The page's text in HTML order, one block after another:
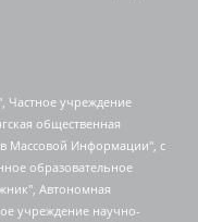
Каспаров Гарри Кимович, Ходорковский Михаил Борисович, Общество с ограниченной ответственностью "Апрельские тезисы", Данилович Ирина Брониславовна, Кашин Олег Владимирович, Петров Николай Владимирович, Пивоваров Алексей Владимирович, Соколов Михаил Владимирович, Цветкова Юлия Владимировна, Чичваркин Евгений Александрович, Комитет против пыток/Команда против пыток, Общество с ограниченной ответственностью "Первый научный", Общество с ограниченной ответственностью "Вертолет и ко", Белоцерковская Вероника Борисовна, Кац Максим Евгеньевич, Лазарева Татьяна Юрьевна, Шаведдинов Руслан Табризович, Яшин Илья Валерьевич, Общество с ограниченной ответственностью "Иноагент ААВ", Алешковский Дмитрий Петрович, Альбац Евгения Марковна, Быков Дмитрий Львович, Галямина Юлия Евгеньевна, Лойко Сергей Леонидович, Мартынов Кирилл Константинович, Медведев Сергей Александрович, Крашенинников Федор Геннадиевич, Гордеева Катерина Вл